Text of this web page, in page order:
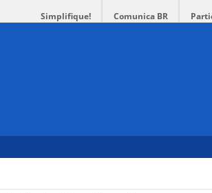
Simplifique! Comunica BR